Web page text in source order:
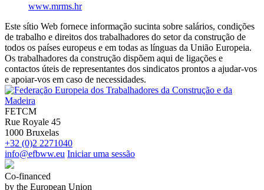
www.mrms.hr
Este sítio Web fornece informação sucinta sobre salários, condições
de trabalho e direitos dos trabalhadores do setor da construção de
todos os países europeus e em todas as línguas da União Europeia.
Os trabalhadores da construção dispõem aqui de ligações e
contactos úteis de representantes dos sindicatos prontos a ajudar-vos
e apoiar-vos em caso de necessidades.
FETCM
Rue Royale 45
1000 Bruxelas
+32 (0)2 2271040
info@efbww.eu Iniciar uma sessão
Co-financed
by the European Union